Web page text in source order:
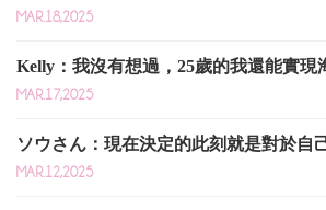
MAR.18,2025
Kelly：我沒有想過，25歲的我還能實現
MAR.17,2025
ソウさん：現在決定的此刻就是對於自
MAR.12,2025